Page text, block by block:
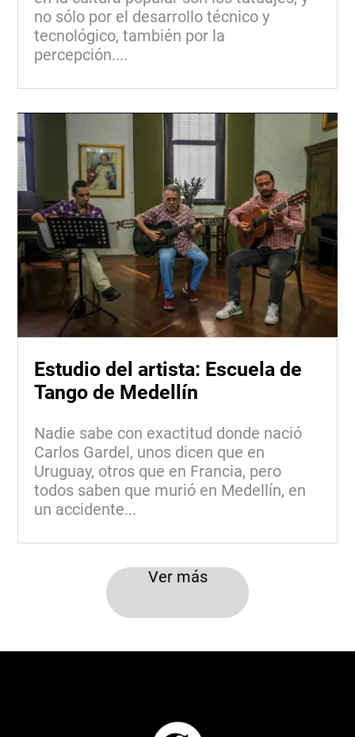
no sólo por el desarrollo técnico y
tecnológico, también por la
percepción....
Estudio del artista: Escuela de
Tango de Medellín
Nadie sabe con exactitud donde nació
Carlos Gardel, unos dicen que en
Uruguay, otros que en Francia, pero
todos saben que murió en Medellín, en
un accidente...
Ver más